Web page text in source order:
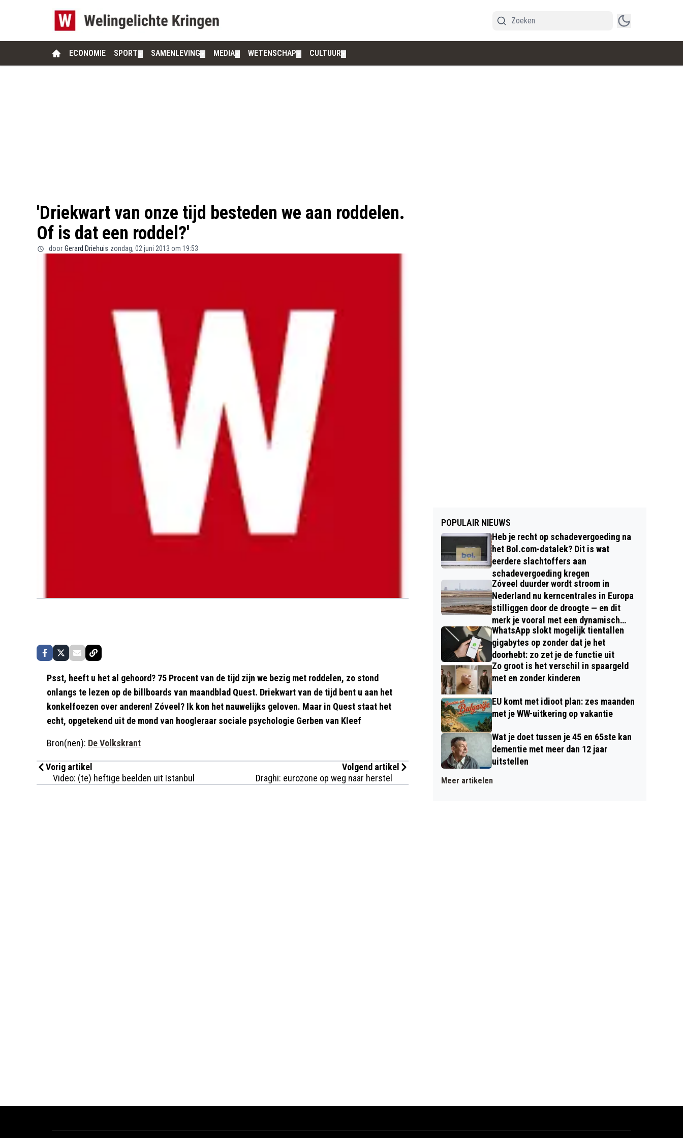
ECONOMIE SPORT SAMENLEVING MEDIA WETENSCHAP CULTUUR
'Driekwart van onze tijd besteden we aan roddelen.
Of is dat een roddel?'
door Gerard Driehuis zondag, 02 juni 2013 om 19:53
Psst, heeft u het al gehoord? 75 Procent van de tijd zijn we bezig met roddelen, zo stond
onlangs te lezen op de billboards van maandblad Quest. Driekwart van de tijd bent u aan het
konkelfoezen over anderen! Zóveel? Ik kon het nauwelijks geloven. Maar in Quest staat het
echt, opgetekend uit de mond van hoogleraar sociale psychologie Gerben van Kleef
Bron(nen): De Volkskrant
Vorig artikel
Video: (te) heftige beelden uit Istanbul
Volgend artikel
Draghi: eurozone op weg naar herstel
POPULAIR NIEUWS
Heb je recht op schadevergoeding na
het Bol.com-datalek? Dit is wat
eerdere slachtoffers aan
schadevergoeding kregen
Zóveel duurder wordt stroom in
Nederland nu kerncentrales in Europa
stilliggen door de droogte — en dit
merk je vooral met een dynamisch
contract
WhatsApp slokt mogelijk tientallen
gigabytes op zonder dat je het
doorhebt: zo zet je de functie uit
Zo groot is het verschil in spaargeld
met en zonder kinderen
EU komt met idioot plan: zes maanden
met je WW-uitkering op vakantie
Wat je doet tussen je 45 en 65ste kan
dementie met meer dan 12 jaar
uitstellen
Meer artikelen